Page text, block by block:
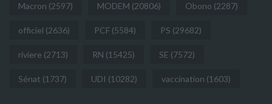
Macron (2597) MODEM (20806) Obono (2287)
officiel (2636) PCF (5584) PS (29682)
riviere (2713) RN (15425) SE (7572)
Sénat (1737) UDI (10282) vaccination (1603)